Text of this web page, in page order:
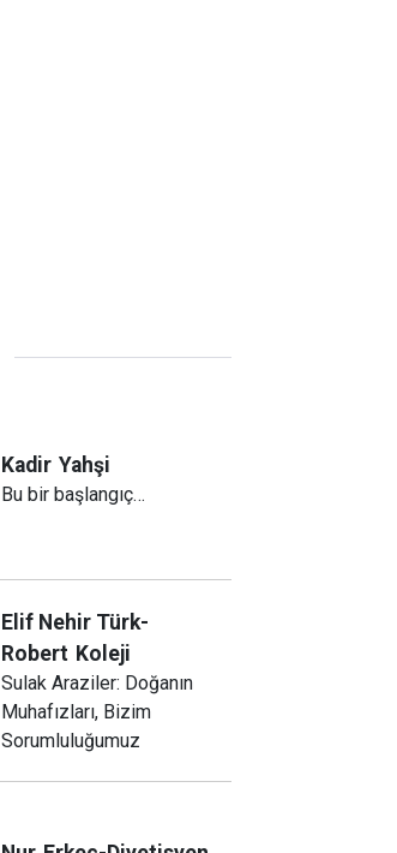
Kadir Yahşi
Bu bir başlangıç…
Elif Nehir Türk-
Robert Koleji
Sulak Araziler: Doğanın
Muhafızları, Bizim
Sorumluluğumuz